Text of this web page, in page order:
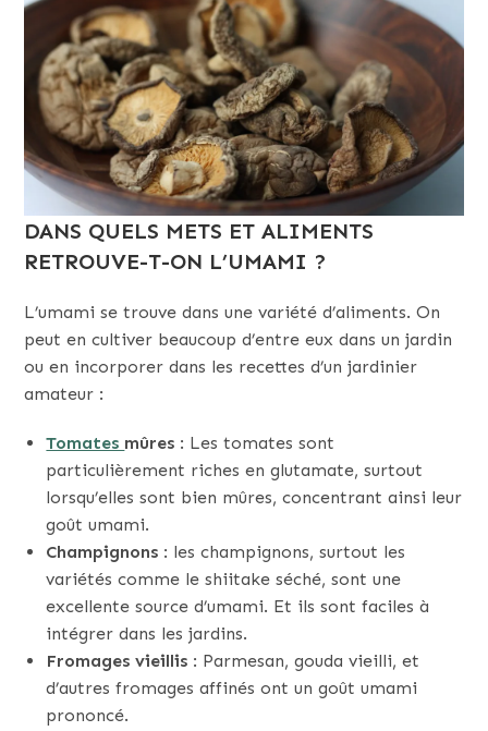
DANS QUELS METS ET ALIMENTS
RETROUVE-T-ON L’UMAMI ?
L’umami se trouve dans une variété d’aliments. On
peut en cultiver beaucoup d’entre eux dans un jardin
ou en incorporer dans les recettes d’un jardinier
amateur :
Tomates mûres : Les tomates sont
particulièrement riches en glutamate, surtout
lorsqu’elles sont bien mûres, concentrant ainsi leur
goût umami.
Champignons : les champignons, surtout les
variétés comme le shiitake séché, sont une
excellente source d’umami. Et ils sont faciles à
intégrer dans les jardins.
Fromages vieillis : Parmesan, gouda vieilli, et
d’autres fromages affinés ont un goût umami
prononcé.